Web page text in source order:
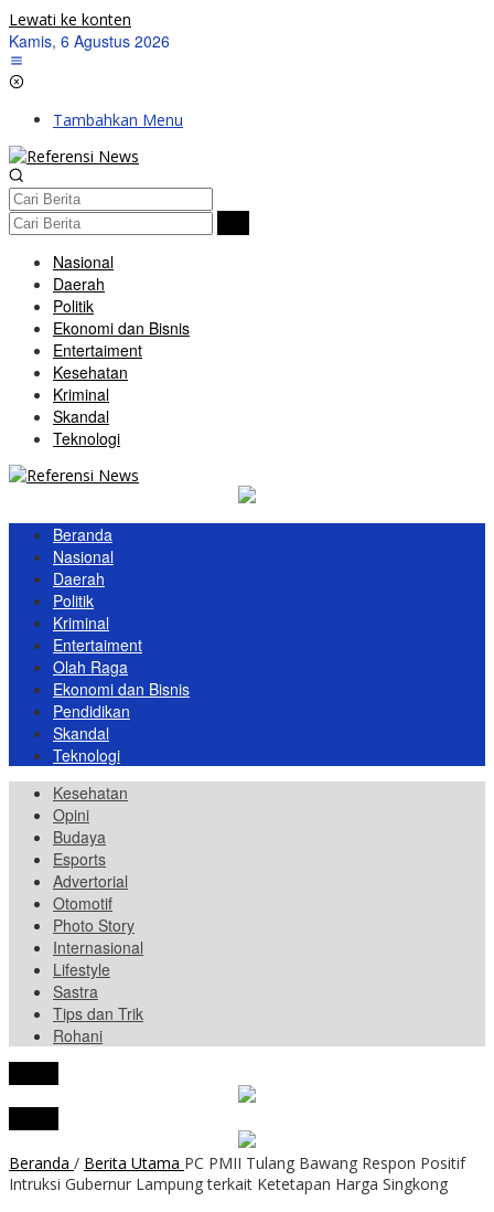
Lewati ke konten
Kamis, 6 Agustus 2026
Tambahkan Menu
Nasional
Daerah
Politik
Ekonomi dan Bisnis
Entertaiment
Kesehatan
Kriminal
Skandal
Teknologi
Beranda
Nasional
Daerah
Politik
Kriminal
Entertaiment
Olah Raga
Ekonomi dan Bisnis
Pendidikan
Skandal
Teknologi
Kesehatan
Opini
Budaya
Esports
Advertorial
Otomotif
Photo Story
Internasional
Lifestyle
Sastra
Tips dan Trik
Rohani
Beranda / Berita Utama PC PMII Tulang Bawang Respon Positif
Intruksi Gubernur Lampung terkait Ketetapan Harga Singkong